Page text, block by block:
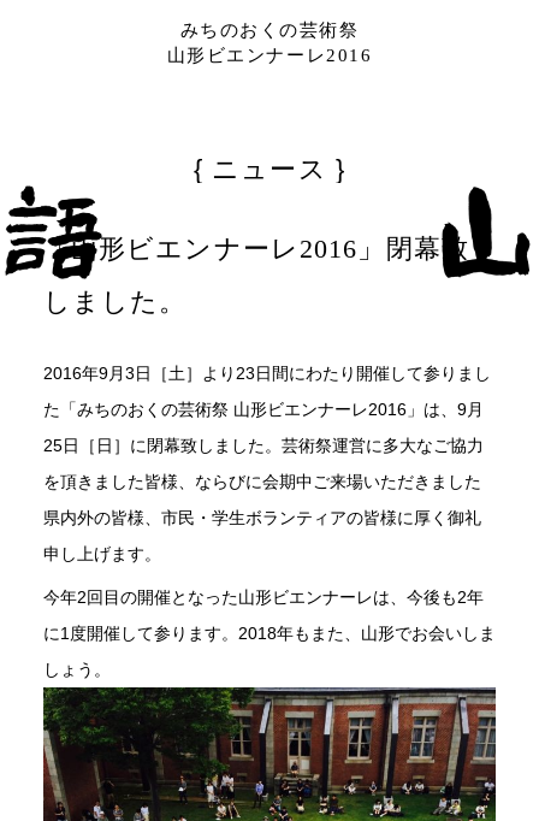
みちのおくの芸術祭
山形ビエンナーレ2016
ニュース
「山形ビエンナーレ2016」閉幕致
しました。
2016年9月3日［土］より23日間にわたり開催して参りまし
た「みちのおくの芸術祭 山形ビエンナーレ2016」は、9月
25日［日］に閉幕致しました。芸術祭運営に多大なご協力
を頂きました皆様、ならびに会期中ご来場いただきました
県内外の皆様、市民・学生ボランティアの皆様に厚く御礼
申し上げます。
今年2回目の開催となった山形ビエンナーレは、今後も2年
に1度開催して参ります。2018年もまた、山形でお会いしま
しょう。